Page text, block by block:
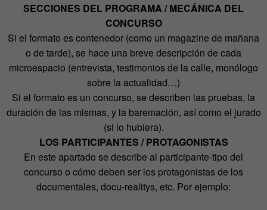
SECCIONES DEL PROGRAMA / MECÁNICA DEL
CONCURSO
Si el formato es contenedor (como un magazine de mañana
o de tarde), se hace una breve descripción de cada
microespacio (entrevista, testimonios de la calle, monólogo
sobre la actualidad…)
Si el formato es un concurso, se describen las pruebas, la
duración de las mismas, y la baremación, así como el jurado
(si lo hubiera).
LOS PARTICIPANTES / PROTAGONISTAS
En este apartado se describe al participante-tipo del
concurso o cómo deben ser los protagonistas de los
documentales, docu-realitys, etc. Por ejemplo: